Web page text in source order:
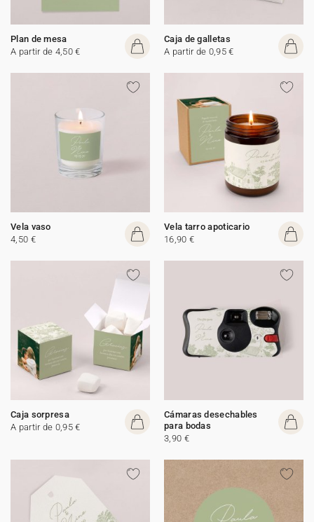
Plan de mesa
A partir de 4,50 €
Caja de galletas
A partir de 0,95 €
Vela vaso
4,50 €
Vela tarro apoticario
16,90 €
Caja sorpresa
A partir de 0,95 €
Cámaras desechables
para bodas
3,90 €